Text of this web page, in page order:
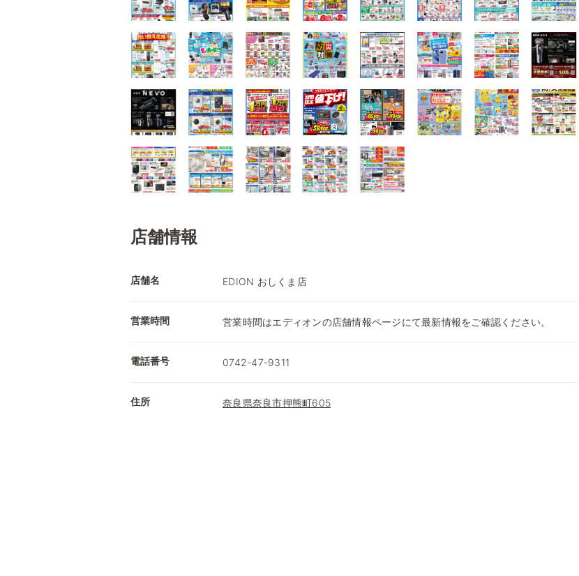
店舗情報
店舗名 EDION おしくま店
営業時間 営業時間はエディオンの店舗情報ページにて最新情報をご確認ください。
電話番号 0742-47-9311
住所 奈良県奈良市押熊町605